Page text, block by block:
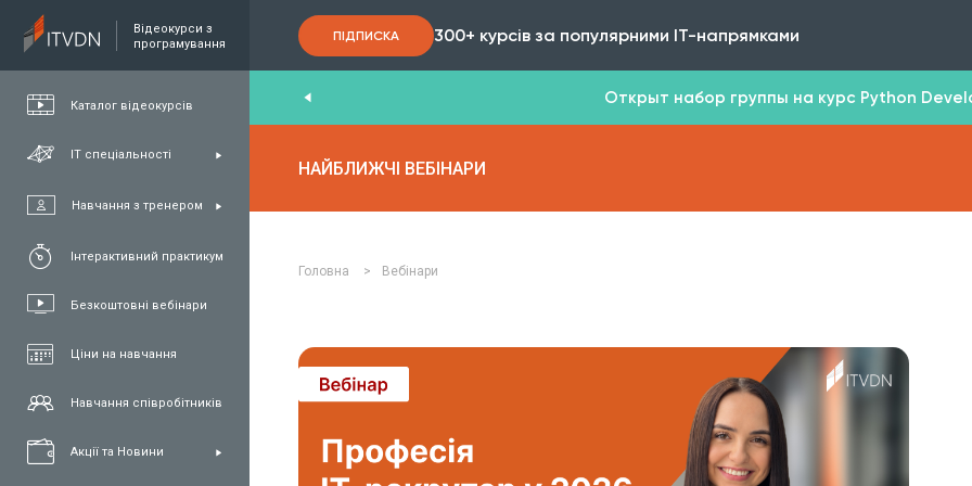
Відеокурси з
програмування
Каталог відеокурсів
ІТ спеціальності
Навчання з тренером
Інтерактивний практикум
Безкоштовні вебінари
Ціни на навчання
Навчання співробітників
Акції та Новини
ПІДПИСКА 300+ курсів за популярними IT-напрямками
,FullStack C#/.NET ,Java Открыт набор группы на курс Python
НАЙБЛИЖЧІ ВЕБІНАРИ
Головна > Вебінари